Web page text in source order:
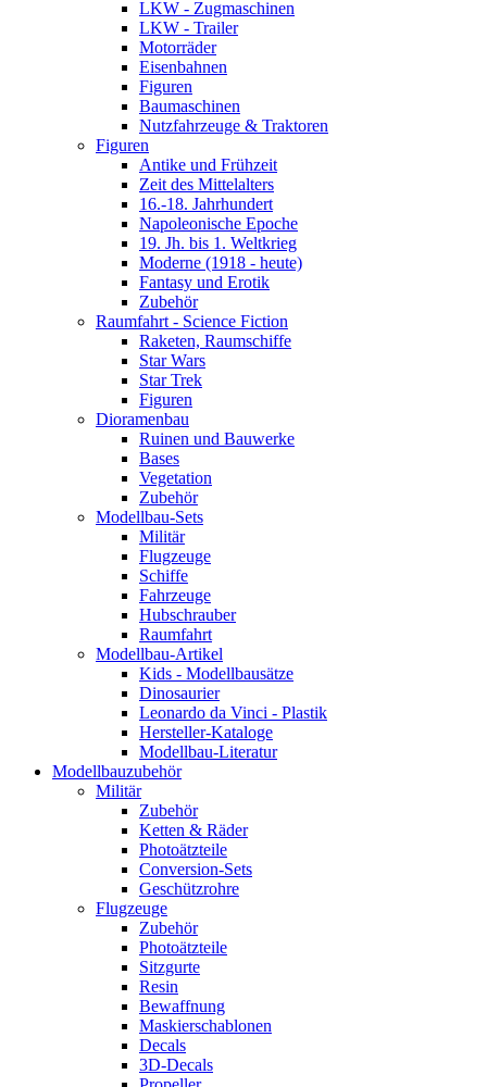
LKW - Zugmaschinen
LKW - Trailer
Motorräder
Eisenbahnen
Figuren
Baumaschinen
Nutzfahrzeuge & Traktoren
Figuren
Antike und Frühzeit
Zeit des Mittelalters
16.-18. Jahrhundert
Napoleonische Epoche
19. Jh. bis 1. Weltkrieg
Moderne (1918 - heute)
Fantasy und Erotik
Zubehör
Raumfahrt - Science Fiction
Raketen, Raumschiffe
Star Wars
Star Trek
Figuren
Dioramenbau
Ruinen und Bauwerke
Bases
Vegetation
Zubehör
Modellbau-Sets
Militär
Flugzeuge
Schiffe
Fahrzeuge
Hubschrauber
Raumfahrt
Modellbau-Artikel
Kids - Modellbausätze
Dinosaurier
Leonardo da Vinci - Plastik
Hersteller-Kataloge
Modellbau-Literatur
Modellbauzubehör
Militär
Zubehör
Ketten & Räder
Photoätzteile
Conversion-Sets
Geschützrohre
Flugzeuge
Zubehör
Photoätzteile
Sitzgurte
Resin
Bewaffnung
Maskierschablonen
Decals
3D-Decals